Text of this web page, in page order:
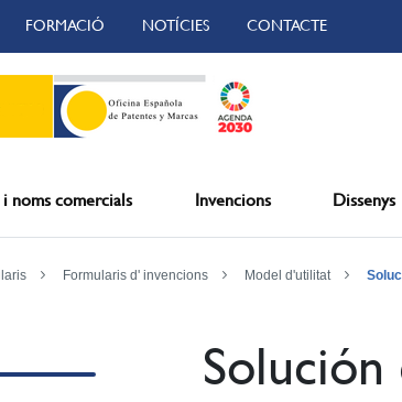
FORMACIÓ NOTÍCIES CONTACTE
noms comercials Invencions Dissenys
Formularis d' invencions Model d'utilitat